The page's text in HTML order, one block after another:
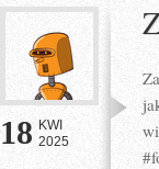
18 KWI
2025